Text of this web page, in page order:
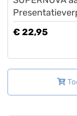
€ 22,95